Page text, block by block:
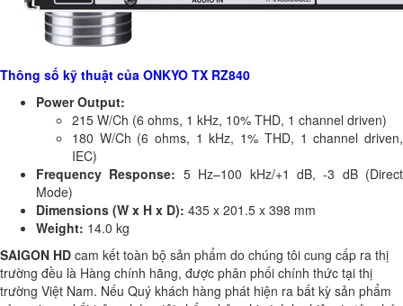
Thông số kỹ thuật của ONKYO TX RZ840
Power Output:
215 W/Ch (6 ohms, 1 kHz, 10% THD, 1 channel driven)
180 W/Ch (6 ohms, 1 kHz, 1% THD, 1 channel driven,
IEC)
Frequency Response: 5 Hz–100 kHz/+1 dB, -3 dB (Direct
Mode)
Dimensions (W x H x D): 435 x 201.5 x 398 mm
Weight: 14.0 kg
SAIGON HD cam kết toàn bộ sản phẩm do chúng tôi cung cấp ra thị
trường đều là Hàng chính hãng, được phân phối chính thức tại thị
trường Việt Nam. Nếu Quý khách hàng phát hiện ra bất kỳ sản phẩm